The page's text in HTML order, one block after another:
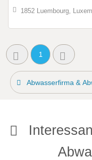
1852 Luembourg,
1
Abwasserfirma &